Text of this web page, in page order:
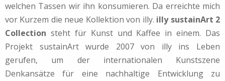
welchen Tassen wir ihn konsumieren. Da erreichte mich
vor Kurzem die neue Kollektion von illy. illy sustainArt 2
Collection steht für Kunst und Kaffee in einem. Das
Projekt sustainArt wurde 2007 von illy ins Leben
gerufen, um der internationalen Kunstszene
Denkansätze für eine nachhaltige Entwicklung zu